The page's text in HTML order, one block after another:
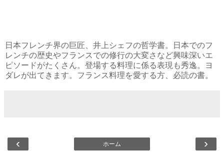
日本フレンチ界の巨匠、井上シェフの哲学書。日本でのフ
レンチの歴史やフランスでの修行の大変さなど興味深いエ
ピソードがたくさん。登場する料理に係る表現も秀逸。ヨ
ダレが出てきます。フランス料理を愛する方、必読の書。
‹ ›
ホーム